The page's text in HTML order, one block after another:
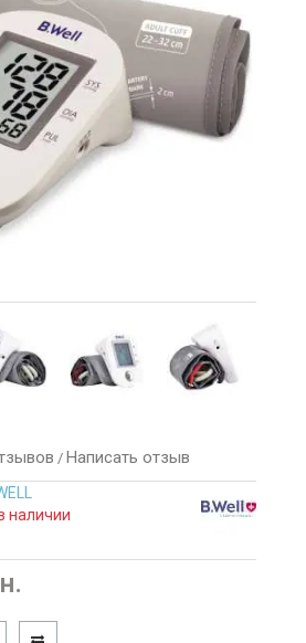
/ Написать отзыв
наличии